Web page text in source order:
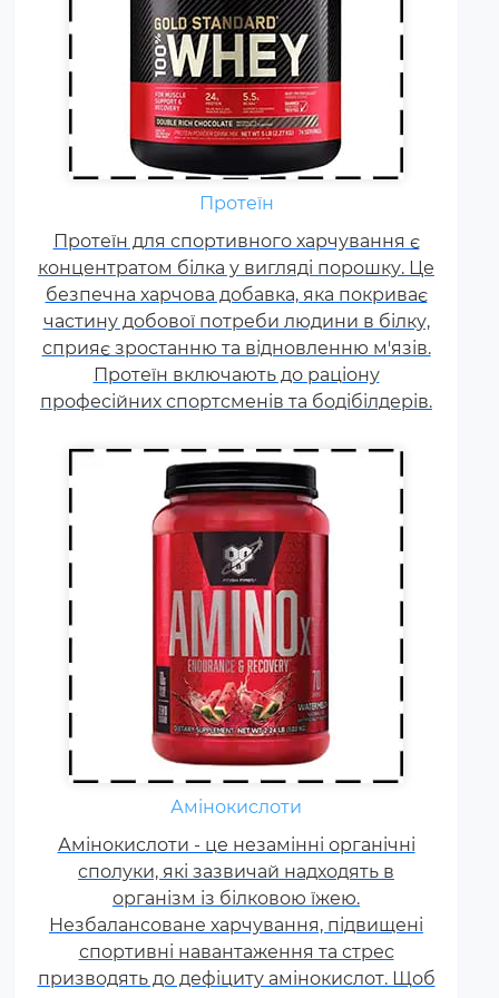
Протеїн
Протеїн для спортивного харчування є
концентратом білка у вигляді порошку. Це
безпечна харчова добавка, яка покриває
частину добової потреби людини в білку,
сприяє зростанню та відновленню м'язів.
Протеїн включають до раціону
професійних спортсменів та бодібілдерів.
Амінокислоти - це незамінні
органічні сполуки, які зазвичай
надходять в організм із
Незбалансоване харчування,
підвищені спортивні
навантаження та стрес
призводять до дефіциту
амінокислот. Щоб заповнити
його можна приймати
спеціальні добавки.
Амінокислоти
Амінокислоти - це незамінні органічні
сполуки, які зазвичай надходять в
організм із білковою їжею.
Незбалансоване харчування, підвищені
спортивні навантаження та стрес
призводять до дефіциту амінокислот. Щоб
Жироспалювачі належать до
спортивних харчових добавок,
які сприяють поліпшенню
результатів тренувань і
допомагають позбавлятися від
зайвого жиру, використовуючи
його в якості додаткового